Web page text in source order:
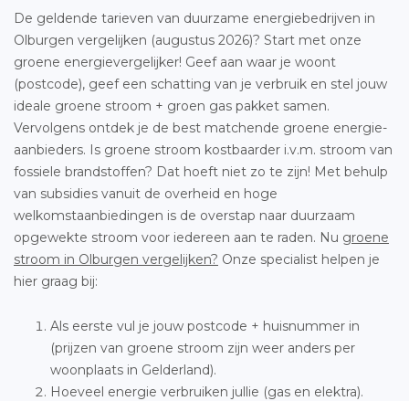
De geldende tarieven van duurzame energiebedrijven in
Olburgen vergelijken (augustus 2026)? Start met onze
groene energievergelijker! Geef aan waar je woont
(postcode), geef een schatting van je verbruik en stel jouw
ideale groene stroom + groen gas pakket samen.
Vervolgens ontdek je de best matchende groene energie-
aanbieders. Is groene stroom kostbaarder i.v.m. stroom van
fossiele brandstoffen? Dat hoeft niet zo te zijn! Met behulp
van subsidies vanuit de overheid en hoge
welkomstaanbiedingen is de overstap naar duurzaam
opgewekte stroom voor iedereen aan te raden. Nu groene
stroom in Olburgen vergelijken? Onze specialist helpen je
hier graag bij:
Als eerste vul je jouw postcode + huisnummer in
(prijzen van groene stroom zijn weer anders per
woonplaats in Gelderland).
Hoeveel energie verbruiken jullie (gas en elektra).